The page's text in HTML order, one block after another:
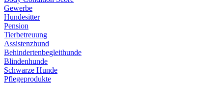
Gewerbe
Hundesitter
Pension
Tierbetreuung
Assistenzhund
Behindertenbegleithunde
Blindenhunde
Schwarze Hunde
Pflegeprodukte